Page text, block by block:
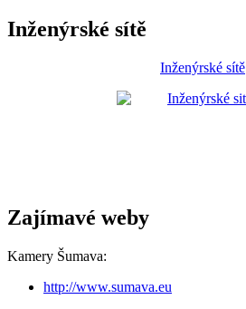
Inženýrské sítě
Inženýrské sítě
Zajímavé weby
Kamery Šumava:
http://www.sumava.eu